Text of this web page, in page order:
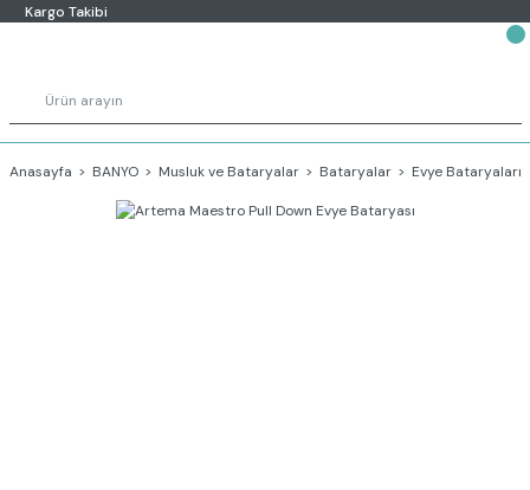
Kargo Takibi
Anasayfa BANYO Musluk ve Bataryalar Bataryalar Evye Bataryaları